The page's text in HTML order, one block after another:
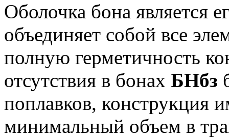
Оболочка бона является
объединяет собой все
полную герметичность
отсутствия в бонах БНбз
поплавков, конструкция
минимальный объем в